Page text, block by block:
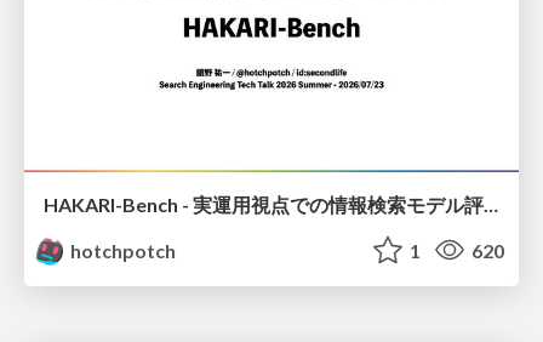
hotchpotch
1 620